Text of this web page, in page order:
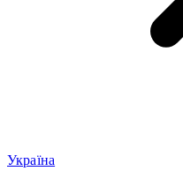
Україна